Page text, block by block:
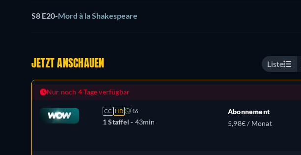
S8 E20-Mord à la Shakespeare
JETZT ANSCHAUEN Liste
Nur noch 4 Tage verfügbar
CC HD 16
1 Staffel - 43min
Abonnement
5,98€ / Monat